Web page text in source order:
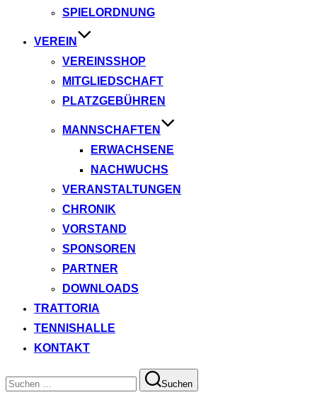
SPIELORDNUNG
VEREIN
VEREINSSHOP
MITGLIEDSCHAFT
PLATZGEBÜHREN
MANNSCHAFTEN
ERWACHSENE
NACHWUCHS
VERANSTALTUNGEN
CHRONIK
VORSTAND
SPONSOREN
PARTNER
DOWNLOADS
TRATTORIA
TENNISHALLE
KONTAKT
Suchen
nach:
Suchen